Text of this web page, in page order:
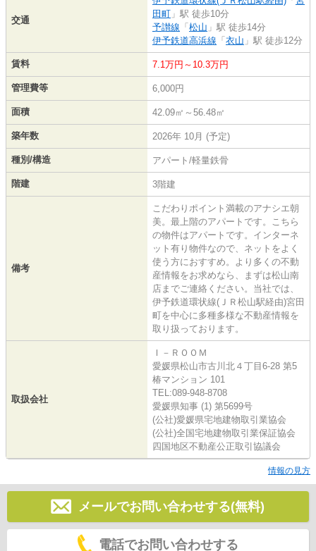
交通
田町 」駅 徒歩10分
予讃線 「 松山 」駅 徒歩14分
伊予鉄道高浜線 「 衣山 」駅 徒歩12分
賃料 7.1万円～10.3万円
管理費等 6,000円
面積 42.09㎡～56.48㎡
築年数 2026年 10月 (予定)
種別/構造 アパート/軽量鉄骨
階建 3階建
備考
こだわりポイント満載のアナシエ朝
美。最上階のアパートです。こちら
の物件はアパートです。インターネ
ット有り物件なので、ネットをよく
使う方におすすめ。より多くの不動
産情報をお求めなら、まずは松山南
店までご連絡ください。当社では、
伊予鉄道環状線(ＪＲ松山駅経由)宮田
町を中心に多種多様な不動産情報を
取り扱っております。
取扱会社
Ｉ－ＲＯＯＭ
愛媛県松山市古川北４丁目6-28 第5
椿マンション 101
TEL:089-948-8708
愛媛県知事 (1) 第5699号
(公社)愛媛県宅地建物取引業協会
(公社)全国宅地建物取引業保証協会
四国地区不動産公正取引協議会
情報の見方
メールでお問い合わせする(無料)
電話でお問い合わせする